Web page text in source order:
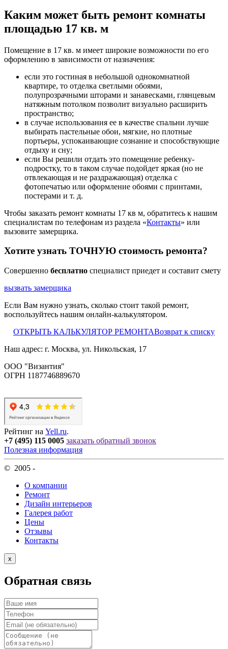
Каким может быть ремонт комнаты
площадью 17 кв. м
Помещение в 17 кв. м имеет широкие возможности по его
оформлению в зависимости от назначения:
если это гостиная в небольшой однокомнатной
квартире, то отделка светлыми обоями,
полупрозрачными шторами и занавесками, глянцевым
натяжным потолком позволит визуально расширить
пространство;
в случае использования ее в качестве спальни лучше
выбирать пастельные обои, мягкие, но плотные
портьеры, успокаивающие сознание и способствующие
отдыху и сну;
если Вы решили отдать это помещение ребенку-
подростку, то в таком случае подойдет яркая (но не
отвлекающая и не раздражающая) отделка с
фотопечатью или оформление обоями с принтами,
постерами и т. д.
Чтобы заказать ремонт комнаты 17 кв м, обратитесь к нашим
специалистам по телефонам из раздела «Контакты» или
вызовите замерщика.
Хотите узнать ТОЧНУЮ стоимость ремонта?
Совершенно бесплатно специалист приедет и составит смету
вызвать замерщика
Если Вам нужно узнать, сколько стоит такой ремонт,
воспользуйтесь нашим онлайн-калькулятором.
ОТКРЫТЬ КАЛЬКУЛЯТОР РЕМОНТАВозврат к списку
Наш адрес: г. Москва, ул. Никольская, 17
ООО "Византия"
ОГРН 1187746889670
Рейтинг на Yell.ru.
+7 (495) 115 0005 заказать обратный звонок
Полезная информация
© 2005 -
О компании
Ремонт
Дизайн интерьеров
Галерея работ
Цены
Отзывы
Контакты
х
Обратная связь